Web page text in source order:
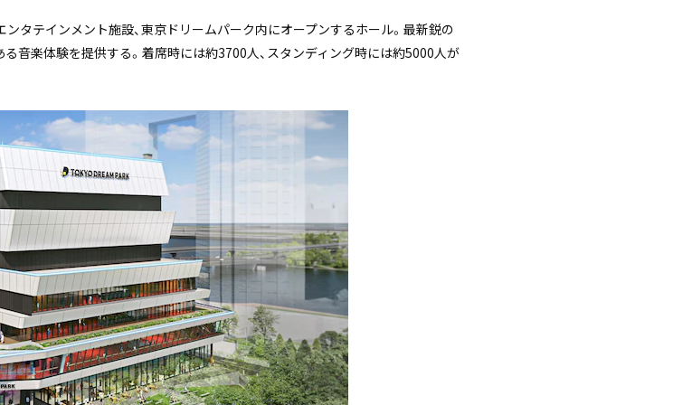
タテインメント施設、東京ドリームパーク内にオープンするホール。最新鋭の
音楽体験を提供する。着席時には約3700人、スタンディング時には約5000人が